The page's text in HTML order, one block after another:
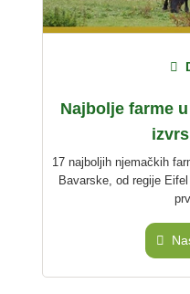
postaviti javno pitanje
Imajte na umu
Kliknite ovdje da
Najbolje farme
17 najboljih njemačkih
Bavarske, od regije